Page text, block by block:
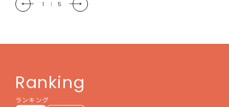
2 | 5
Ranking
ランキング